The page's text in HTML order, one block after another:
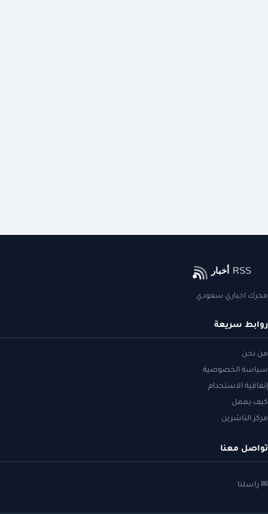
محرك اخباري سعودي
روابط سريعة
من نحن
سياسة الخصوصية
إتفاقية الاستخدام
كيف يعمل
مركز الناشرين
تواصل معنا
✉ راسلنا